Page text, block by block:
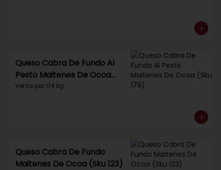
Queso Cabra De Fundo Al
Pesto Maitenes De Ocoa
(Sku 179)
Venta por 1/4 kg.
Queso Cabra De Fundo
Maitenes De Ocoa (Sku 123)